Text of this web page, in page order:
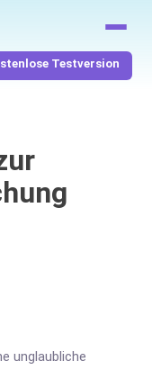
Testversion
unglaubliche